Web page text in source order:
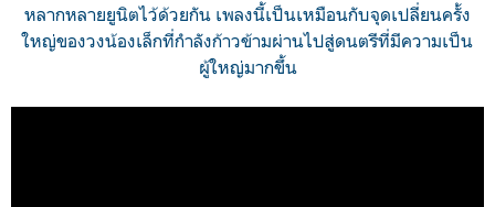
หลากหลายยูนิตไว้ด้วยกัน เพลงนี้เป็นเหมือนกับจุดเปลี่ยนครั้ง
ใหญ่ของวงน้องเล็กที่กำลังก้าวข้ามผ่านไปสู่ดนตรีที่มีความเป็น
ผู้ใหญ่มากขึ้น